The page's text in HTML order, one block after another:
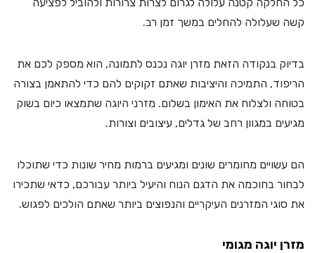
קשה שעלולה להחלים במשך זמן רב.
בדיוק בנקודה הזאת מזרן יוגה נכנס לתמונה, הוא מספק לכם את
הריפוד, התמיכה והיציבות שאתם זקוקים להם כדי להתאמן בצורה
בטוחה ולצלוח את האימון בשלום. מזרני היוגה שתמצאו כיום בשוק
מגיעים במגוון רחב של גדלים, עיצובים וצורות.
הם עשויים מחומרים שונים ומגיעים ברמות מחיר שונות כדי שתוכלו
לבחור בחוכמה את הדגם הנוח והיעיל ביותר עבורכם, כדאי שתכירו
את סוגי המזרנים העיקריים והנפוצים ביותר שאתם הולכים לפגוש.
מזרן יוגה מגומי